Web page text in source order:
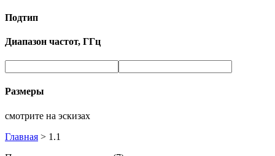
Подтип
Диапазон частот, ГГц
Размеры
смотрите на эскизах
Главная > 1.1